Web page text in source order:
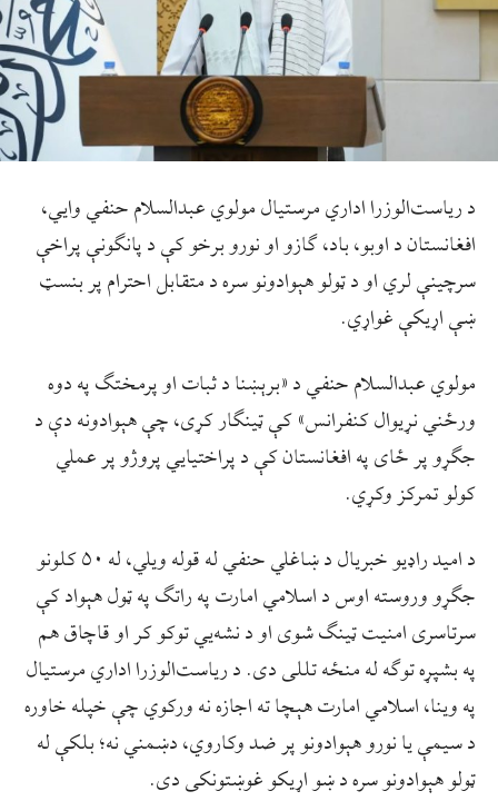
د ریاست‌الوزرا اداري مرستیال مولوي عبدالسلام حنفي وایي،
افغانستان د اوبو، باد، ګازو او نورو برخو کې د پانګونې پراخې
سرچینې لري او د ټولو هېوادونو سره د متقابل احترام پر بنسټ
ښې اړیکې غواړي.
مولوي عبدالسلام حنفي د «برېښنا د ثبات او پرمختګ په دوه
ورځني نړيوال کنفرانس» کې ټینګار کړی، چې هېوادونه دې د
جګړو پر ځای په افغانستان کې د پراختیایي پروژو پر عملي
کولو تمرکز وکړي.
د اميد راډيو خبريال د ښاغلي حنفي له قوله ويلي، له ۵۰ کلونو
جګړو وروسته اوس د اسلامي امارت په راتګ په ټول هېواد کې
سرتاسری امنیت ټینګ شوی او د نشه‌يي توکو کر او قاچاق هم
په بشپړه توګه له منځه تللی دی. د رياست‌الوزرا اداري مرستيال
په وینا، اسلامي امارت هېچا ته اجازه نه ورکوي چې خپله خاوره
د سیمې یا نورو هېوادونو پر ضد وکاروي، دښمني نه؛ بلکې له
ټولو هېوادونو سره د ښو اړیکو غوښتونکی دی.